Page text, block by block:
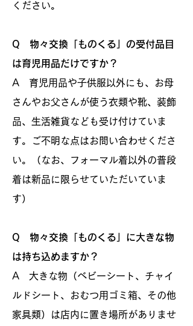
ください。
Q 物々交換「ものくる」の受付品目
は育児用品だけですか？
A 育児用品や子供服以外にも、お母
さんやお父さんが使う衣類や靴、装飾
品、生活雑貨なども受け付けていま
す。ご不明な点はお問い合わせくださ
い。（なお、フォーマル着以外の普段
着は新品に限らせていただいていま
す）
Q 物々交換「ものくる」に大きな物
は持ち込めますか？
A 大きな物（ベビーシート、チャイ
ルドシート、おむつ用ゴミ箱、その他
家具類）は店内に置き場所がありませ